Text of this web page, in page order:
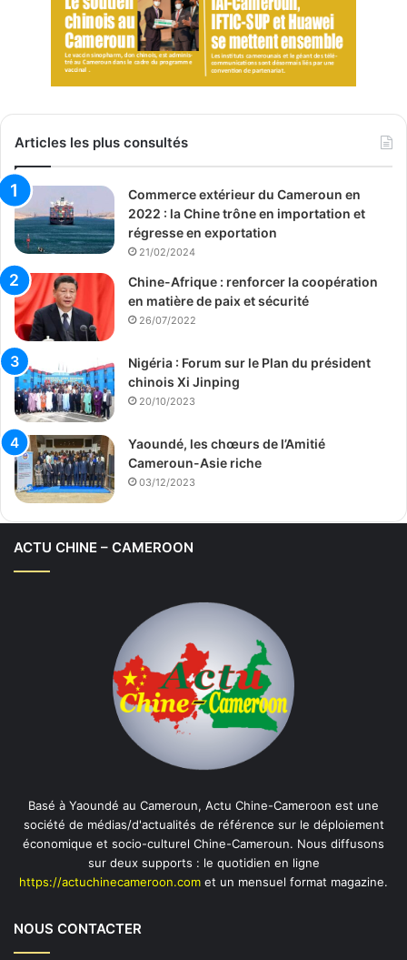
Articles les plus consultés
Commerce extérieur du Cameroun en
2022 : la Chine trône en importation et
régresse en exportation
21/02/2024
Chine-Afrique : renforcer la coopération
en matière de paix et sécurité
26/07/2022
Nigéria : Forum sur le Plan du président
chinois Xi Jinping
20/10/2023
Yaoundé, les chœurs de l’Amitié
Cameroun-Asie riche
03/12/2023
ACTU CHINE – CAMEROON
Basé à Yaoundé au Cameroun, Actu Chine-Cameroon est une
société de médias/d'actualités de référence sur le déploiement
économique et socio-culturel Chine-Cameroun. Nous diffusons
sur deux supports : le quotidien en ligne
https://actuchinecameroon.com et un mensuel format magazine.
NOUS CONTACTER